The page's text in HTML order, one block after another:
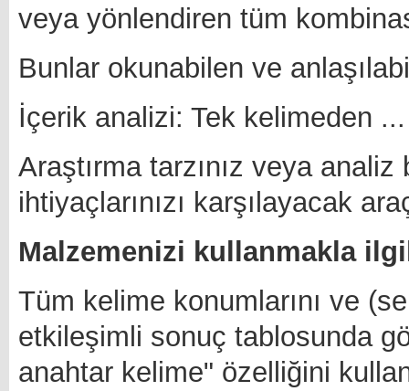
veya yönlendiren tüm
Bunlar okunabilen ve
İçerik analizi: Tek kelimeden ...
Araştırma tarzınız veya
ihtiyaçlarınızı karşılayacak
Malzemenizi kullanmakla
Tüm kelime konumlarını ve
etkileşimli sonuç tablosunda
anahtar kelime" özelliğini